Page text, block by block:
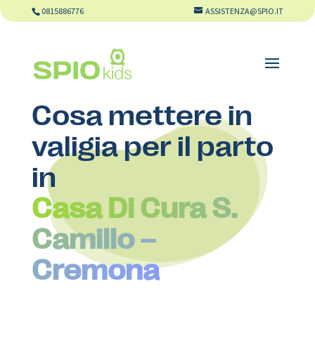
0815886776 ASSISTENZA@SPIO.IT
Cosa mettere in
valigia per il parto
in
Casa Di Cura S.
Camillo –
Cremona